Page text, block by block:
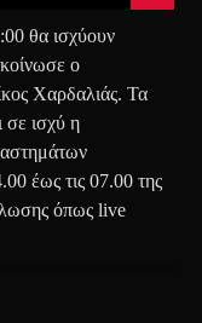
θα ισχύουν
ο
Χαρδαλιάς. Τα
σε ισχύ η
έως τις 07.00 της
όπως live